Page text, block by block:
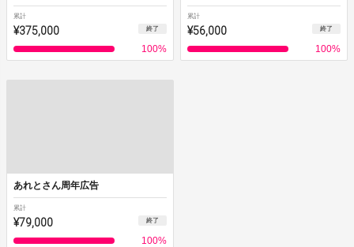
累計
¥375,000 終了
100%
累計
¥56,000 終了
100%
あれとさん周年広告
累計
¥79,000 終了
100%